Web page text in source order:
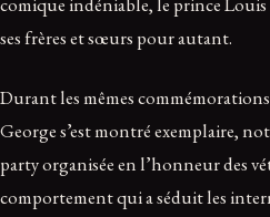
comique indéniable, le prince Louis
ses frères et sœurs pour autant.
Durant les mêmes
George s’est montré exemplaire,
party organisée en l’honneur des
comportement qui a séduit les